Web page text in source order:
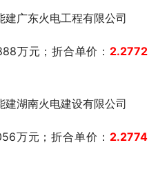
建广东火电工程有限公司
万元；折合单价： 2.2772
建湖南火电建设有限公司
万元；折合单价： 2.2774